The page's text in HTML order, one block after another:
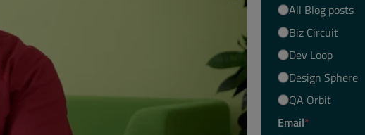
All Blog posts
Biz Circuit
Dev Loop
Design Sphere
QA Orbit
Email*